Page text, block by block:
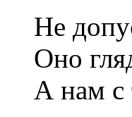
Не
Оно
А нам с